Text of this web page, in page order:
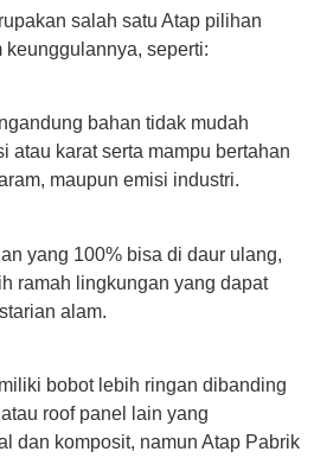
salah satu Atap pilihan
seperti:
bahan tidak mudah
atau karat serta mampu bertahan
maupun emisi industri.
yang 100% bisa di daur ulang,
ramah lingkungan yang dapat
alam.
bobot lebih ringan dibanding
roof panel lain yang
dan komposit, namun Atap Pabrik